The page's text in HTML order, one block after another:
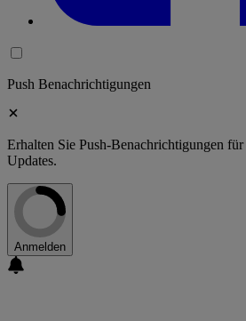
Push Benachrichtigungen
Erhalten Sie Push-Benachrichtigungen
Updates.
Anmelden